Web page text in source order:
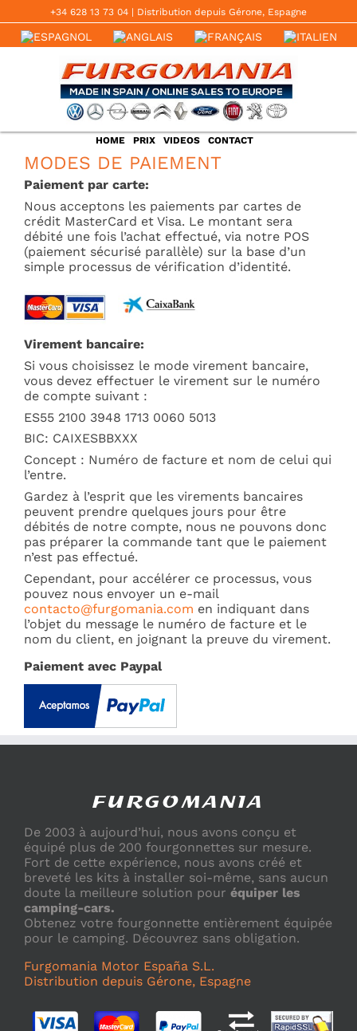
to
content
+34 628 13 73 04 ‬ | Distribution depuis Gérone, Espagne
HOME PRIX VIDEOS CONTACT
MODES DE PAIEMENT
Paiement par carte:
Nous acceptons les paiements par cartes de
crédit MasterCard et Visa. Le montant sera
débité une fois l’achat effectué, via notre POS
(paiement sécurisé parallèle) sur la base d’un
simple processus de vérification d’identité.
Virement bancaire:
Si vous choisissez le mode virement bancaire,
vous devez effectuer le virement sur le numéro
de compte suivant :
ES55 2100 3948 1713 0060 5013
BIC: CAIXESBBXXX
Concept : Numéro de facture et nom de celui qui
l’entre.
Gardez à l’esprit que les virements bancaires
peuvent prendre quelques jours pour être
débités de notre compte, nous ne pouvons donc
pas préparer la commande tant que le paiement
n’est pas effectué.
Cependant, pour accélérer ce processus, vous
pouvez nous envoyer un e-mail
contacto@furgomania.com en indiquant dans
l’objet du message le numéro de facture et le
nom du client, en joignant la preuve du virement.
Paiement avec Paypal
De 2003 à aujourd’hui, nous avons conçu et
équipé plus de 200 fourgonnettes sur mesure.
Fort de cette expérience, nous avons créé et
breveté les kits à installer soi-même, sans aucun
doute la meilleure solution pour équiper les
camping-cars.
Obtenez votre fourgonnette entièrement équipée
pour le camping. Découvrez sans obligation.
Furgomania Motor España S.L.
Distribution depuis Gérone, Espagne